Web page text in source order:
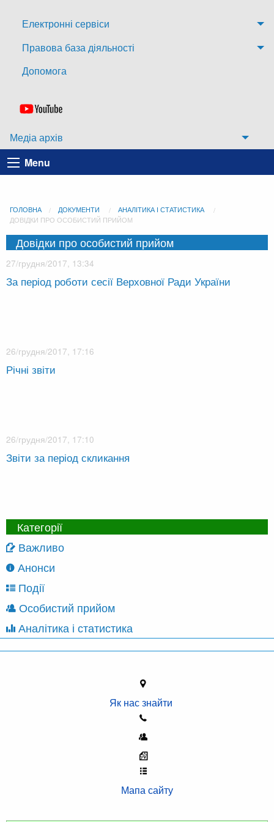
Електронні сервіси
Правова база діяльності
Допомога
Медіа архів
Menu
ГОЛОВНА ДОКУМЕНТИ
АНАЛІТИКА І СТАТИСТИКА
ДОВІДКИ ПРО ОСОБИСТИЙ ПРИЙОМ
Довідки про особистий прийом
27/грудня/2017, 13:34
За період роботи сесії Верховної Ради України
26/грудня/2017, 17:16
Річні звіти
26/грудня/2017, 17:10
Звіти за період скликання
Категорії
Важливо
Анонси
Події
Особистий прийом
Аналітика і статистика
Як нас знайти
Мапа сайту